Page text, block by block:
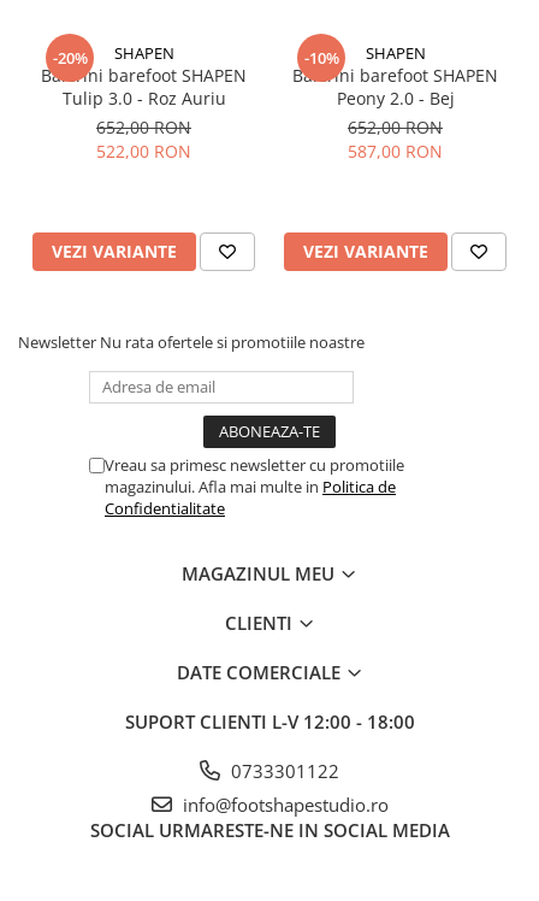
-20% SHAPEN
Balerini barefoot SHAPEN
Tulip 3.0 - Roz Auriu
652,00 RON
522,00 RON
VEZI VARIANTE
-10% SHAPEN
Balerini barefoot SHAPEN
Peony 2.0 - Bej
652,00 RON
587,00 RON
VEZI VARIANTE
Newsletter Nu rata ofertele si promotiile noastre
Vreau sa primesc newsletter cu promotiile
magazinului. Afla mai multe in Politica de
Confidentialitate
MAGAZINUL MEU
CLIENTI
DATE COMERCIALE
SUPORT CLIENTI L-V 12:00 - 18:00
0733301122
info@footshapestudio.ro
SOCIAL URMARESTE-NE IN SOCIAL MEDIA